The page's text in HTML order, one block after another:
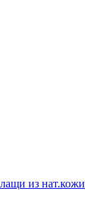
из нат.кожи